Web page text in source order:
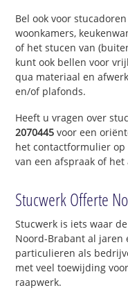
Bel ook voor
woonkamers,
of het stucen van
kunt ook bellen voor
qua materiaal en
en/of plafonds.
Heeft u vragen over
2070445 voor een
het contactformulier
van een afspraak of
Stucwerk Offerte
Stucwerk is iets waar
Noord-Brabant al jaren
particulieren als
met veel toewijding
raapwerk.